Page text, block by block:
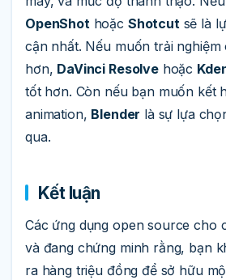
OpenShothoặc Shotcutsẽ là
cận nhất. Nếu muốn trải nghiệm
hơn, DaVinci Resolvehoặc
tốt hơn. Còn nếu bạn muốn kết
animation, Blender là sự lựa
qua.
Kết luận
Các ứng dụng open source cho
và đang chứng minh rằng, bạn
ra hàng triệu đồng để sở hữu